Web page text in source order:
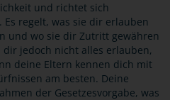
und richtet sich
regelt, was sie dir erlauben
und wo sie dir Zutritt gewähren
jedoch nicht alles erlauben,
deine Eltern kennen dich mit
am besten. Deine
der Gesetzesvorgabe, was